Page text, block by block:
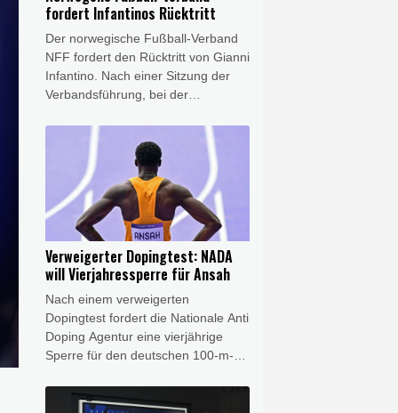
fordert Infantinos Rücktritt
Der norwegische Fußball-Verband
NFF fordert den Rücktritt von Gianni
Infantino. Nach einer Sitzung der
Verbandsführung, bei der
umstrittenen FIFA-Chefs erörtert
wurde, sagte die NFF-Vorsitzende
Lise Klaveness auf einer
Pressekonferenz: "Wir werden den
FIFA-Präsidenten jetzt zum Rücktritt
auffordern."
Verweigerter Dopingtest: NADA
will Vierjahressperre für Ansah
Nach einem verweigerten
Dopingtest fordert die Nationale Anti
Doping Agentur eine vierjährige
Sperre für den deutschen 100-m-
Sanktionsvorschlag teilte die NADA